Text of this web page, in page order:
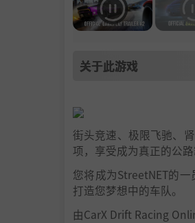
关于此游戏
街头竞速、极限飞驰、
项，享受成为真正的公路
您将成为StreetNET的
打造您梦想中的车队。
由CarX Drift Racing